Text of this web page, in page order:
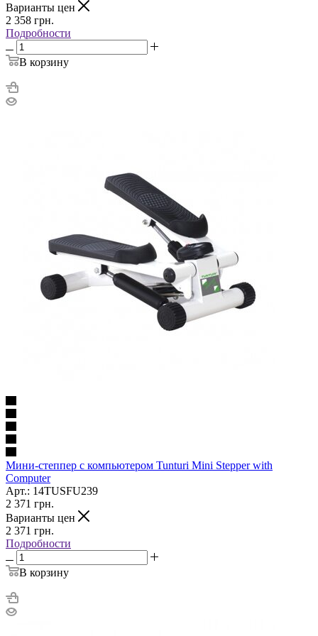
Варианты цен
2 358 грн.
Подробности
В корзину
Мини-степпер с компьютером Tunturi Mini Stepper with
Computer
Арт.: 14TUSFU239
2 371 грн.
Варианты цен
2 371 грн.
Подробности
В корзину